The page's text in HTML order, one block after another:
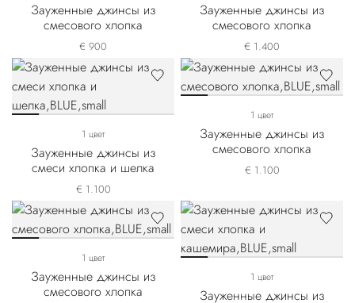
Зауженные джинсы из
смесового хлопка
€ 900
Зауженные джинсы из
смесового хлопка
€ 1.400
1 цвет
Зауженные джинсы из
смеси хлопка и шелка
€ 1.100
1 цвет
Зауженные джинсы из
смесового хлопка
€ 1.100
1 цвет
Зауженные джинсы из
смесового хлопка
1 цвет
Зауженные джинсы из